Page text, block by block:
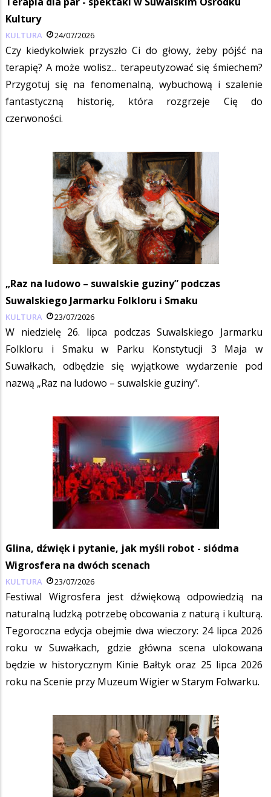
Kultury
KULTURA 24/07/2026
Czy kiedykolwiek przyszło Ci do głowy, żeby pójść na
terapię? A może wolisz... terapeutyzować się śmiechem?
Przygotuj się na fenomenalną, wybuchową i szalenie
fantastyczną historię, która rozgrzeje Cię do
czerwoności.
„Raz na ludowo – suwalskie guziny” podczas
Suwalskiego Jarmarku Folkloru i Smaku
KULTURA 23/07/2026
W niedzielę 26. lipca podczas Suwalskiego Jarmarku
Folkloru i Smaku w Parku Konstytucji 3 Maja w
Suwałkach, odbędzie się wyjątkowe wydarzenie pod
nazwą „Raz na ludowo – suwalskie guziny”.
Glina, dźwięk i pytanie, jak myśli robot - siódma
Wigrosfera na dwóch scenach
KULTURA 23/07/2026
Festiwal Wigrosfera jest dźwiękową odpowiedzią na
naturalną ludzką potrzebę obcowania z naturą i kulturą.
Tegoroczna edycja obejmie dwa wieczory: 24 lipca 2026
roku w Suwałkach, gdzie główna scena ulokowana
będzie w historycznym Kinie Bałtyk oraz 25 lipca 2026
roku na Scenie przy Muzeum Wigier w Starym Folwarku.